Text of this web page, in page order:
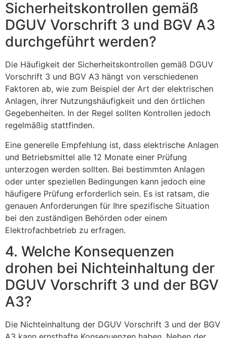
Sicherheitskontrollen gemäß
DGUV Vorschrift 3 und BGV A3
durchgeführt werden?
Die Häufigkeit der Sicherheitskontrollen gemäß DGUV
Vorschrift 3 und BGV A3 hängt von verschiedenen
Faktoren ab, wie zum Beispiel der Art der elektrischen
Anlagen, ihrer Nutzungshäufigkeit und den örtlichen
Gegebenheiten. In der Regel sollten Kontrollen jedoch
regelmäßig stattfinden.
Eine generelle Empfehlung ist, dass elektrische Anlagen
und Betriebsmittel alle 12 Monate einer Prüfung
unterzogen werden sollten. Bei bestimmten Anlagen
oder unter speziellen Bedingungen kann jedoch eine
häufigere Prüfung erforderlich sein. Es ist ratsam, die
genauen Anforderungen für Ihre spezifische Situation
bei den zuständigen Behörden oder einem
Elektrofachbetrieb zu erfragen.
4. Welche Konsequenzen
drohen bei Nichteinhaltung der
DGUV Vorschrift 3 und der BGV
A3?
Die Nichteinhaltung der DGUV Vorschrift 3 und der BGV